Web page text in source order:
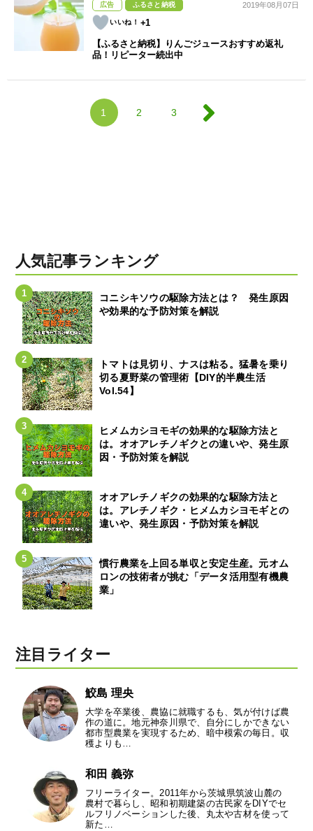
広告 ふるさと納税
+1
2019年08月07日
【ふるさと納税】りんごジュースおすすめ返礼
品！リピーター続出中
1 2 3
人気記事ランキング
コニシキソウの駆除方法とは？ 発生原因
や効果的な予防対策を解説
トマトは見切り、ナスは粘る。猛暑を乗り
切る夏野菜の管理術【DIY的半農生活
Vol.54】
ヒメムカシヨモギの効果的な駆除方法と
は。オオアレチノギクとの違いや、発生原
因・予防対策を解説
オオアレチノギクの効果的な駆除方法と
は。アレチノギク・ヒメムカシヨモギとの
違いや、発生原因・予防対策を解説
慣行農業を上回る単収と安定生産。元オム
ロンの技術者が挑む「データ活用型有機農
業」
注目ライター
鮫島 理央
大学を卒業後、農協に就職するも、気が付けば農
作の道に。地元神奈川県で、自分にしかできない
都市型農業を実現するため、暗中模索の毎日。収
穫よりも…
和田 義弥
フリーライター。2011年から茨城県筑波山麓の
農村で暮らし、昭和初期建築の古民家をDIYでセ
ルフリノベーションした後、丸太や古材を使って
新た…